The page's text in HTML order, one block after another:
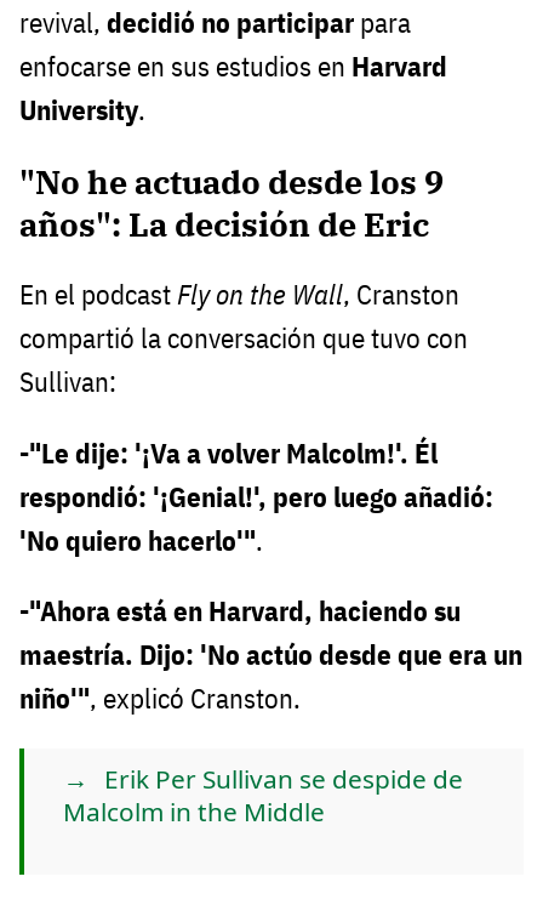
revival, decidió no participar para
enfocarse en sus estudios en Harvard
University.
"No he actuado desde los 9
años": La decisión de Eric
En el podcast Fly on the Wall, Cranston
compartió la conversación que tuvo con
Sullivan:
-"Le dije: '¡Va a volver Malcolm!'. Él
respondió: '¡Genial!', pero luego añadió:
'No quiero hacerlo'".
-"Ahora está en Harvard, haciendo su
maestría. Dijo: 'No actúo desde que era un
niño'", explicó Cranston.
Erik Per Sullivan se despide de
Malcolm in the Middle